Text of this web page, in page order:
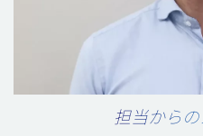
担当から